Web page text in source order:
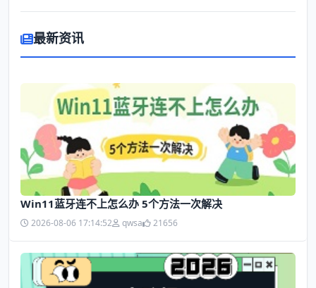
最新资讯
Win11蓝牙连不上怎么办 5个方法一次解决
2026-08-06 17:14:52 qwsa 21656